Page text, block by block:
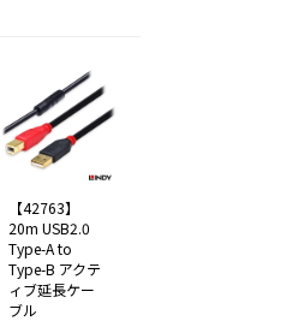
【42763】
20m USB2.0
Type-A to
Type-B アクテ
ィブ延長ケー
ブル